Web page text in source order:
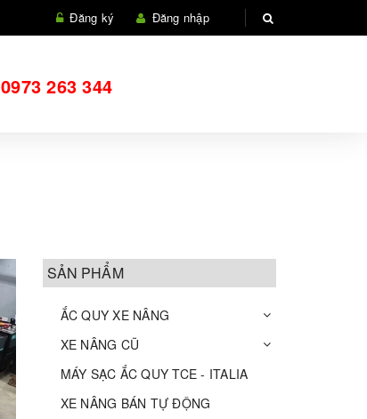
Đăng ký Đăng nhập
0973 263 344
SẢN PHẨM
ẮC QUY XE NÂNG
XE NÂNG CŨ
MÁY SẠC ẮC QUY TCE - ITALIA
XE NÂNG BÁN TỰ ĐỘNG